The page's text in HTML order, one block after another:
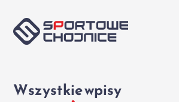
Wszystkie wpisy